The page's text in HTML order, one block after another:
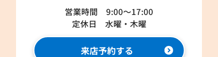
営業時間 9:00～17:00
定休日 水曜・木曜
来店予約する